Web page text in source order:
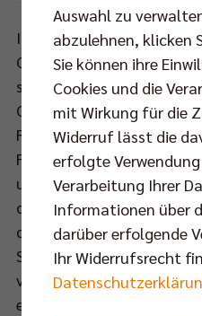
In diesem letzten
Cheftrainer Stelian
setzte zum Start auf
Graham Vigrass, Georg
Russell und seinen Libero
Formation legten die BR
und führten nach
deutlich (6:1). Bühl hatte
die Gästetrainer Ruben
Schritt zu halten. Ein Ass
von Klein sorgten
ersten Durchgang (14:7).
Auswahl zu
abzulehnen, klicken
Sie können ihre
Cookies und die
mit Wirkung für die
Widerruf lässt die
erfolgte
Verarbeitung Ihrer
Informationen über
darüber erfolgende
Ihr Widerrufsrecht